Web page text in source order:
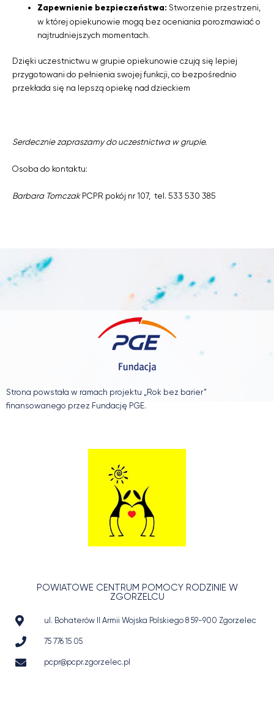
Zapewnienie bezpieczeństwa: Stworzenie przestrzeni,
w której opiekunowie mogą bez oceniania porozmawiać o
najtrudniejszych momentach.
Dzięki uczestnictwu w grupie opiekunowie czują się lepiej
przygotowani do pełnienia swojej funkcji, co bezpośrednio
przekłada się na lepszą opiekę nad dzieckiem
Serdecznie zapraszamy do uczestnictwa w grupie.
Osoba do kontaktu:
Barbara TomczakPCPR pokój nr 107, tel. 533 530 385
Strona powstała w ramach projektu „Rok bez barier”
finansowanego przez Fundację PGE.
POWIATOWE CENTRUM POMOCY RODZINIE W
ZGORZELCU
ul. Bohaterów II Armii Wojska Polskiego 8 59-900 Zgorzelec
75 776 15 05
pcpr@pcpr.zgorzelec.pl